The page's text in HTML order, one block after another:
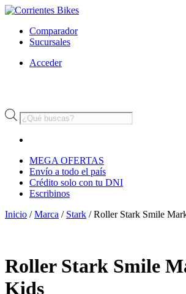
Comparador
Sucursales
Acceder
Búsqueda
de
MEGA OFERTAS
Envío a todo el país
Crédito solo con tu DNI
Escribinos
Inicio /Marca / Stark / Roller Stark Smile
Roller Stark Smile
Kids